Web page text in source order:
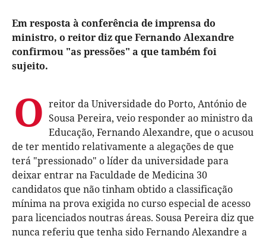
Em resposta à conferência de imprensa do
ministro, o reitor diz que Fernando Alexandre
confirmou "as pressões" a que também foi
sujeito.
O reitor da Universidade do Porto, António de
Sousa Pereira, veio responder ao ministro da
Educação, Fernando Alexandre, que o acusou
de ter mentido relativamente a alegações de que
terá "pressionado" o líder da universidade para
deixar entrar na Faculdade de Medicina 30
candidatos que não tinham obtido a classificação
mínima na prova exigida no curso especial de acesso
para licenciados noutras áreas. Sousa Pereira diz que
nunca referiu que tenha sido Fernando Alexandre a